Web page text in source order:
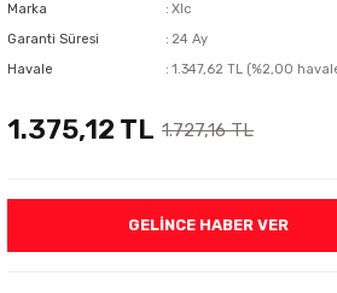
Marka
Xlc
Garanti Süresi
24 Ay
Havale
1.347,62 TL (%2,00
1.375,12 TL 1.727,16 TL
GELINCE HABER VER